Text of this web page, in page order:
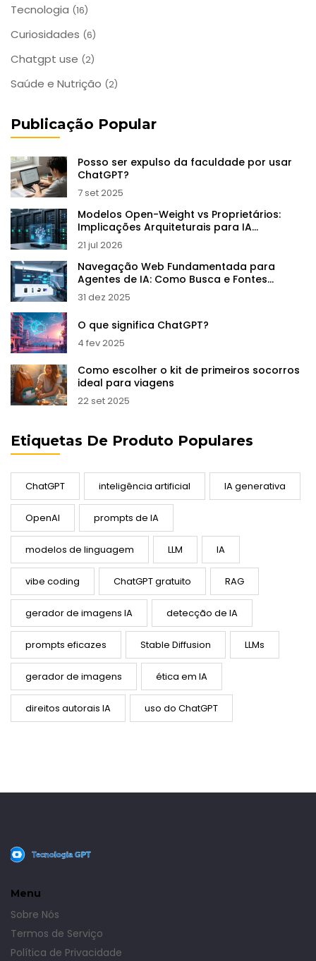
Tecnologia (16)
Curiosidades (6)
Chatgpt use (2)
Saúde e Nutrição (2)
Publicação Popular
Posso ser expulso da faculdade por usar
ChatGPT?
7 set 2025
Modelos Open-Weight vs Proprietários:
Implicações Arquiteturais para IA
Generativa
21 jul 2026
Navegação Web Fundamentada para
Agentes de IA: Como Busca e Fontes
Melhoram a Precisão
31 dez 2025
O que significa ChatGPT?
4 fev 2025
Como escolher o kit de primeiros socorros
ideal para viagens
22 set 2025
Etiquetas De Produto Populares
ChatGPT inteligência artificial IA generativa
OpenAI prompts de IA
modelos de linguagem LLM IA
vibe coding ChatGPT gratuito RAG
gerador de imagens IA detecção de IA
prompts eficazes Stable Diffusion LLMs
gerador de imagens ética em IA
direitos autorais IA uso do ChatGPT
Menu
Sobre Nós
Termos de Serviço
Política de Privacidade